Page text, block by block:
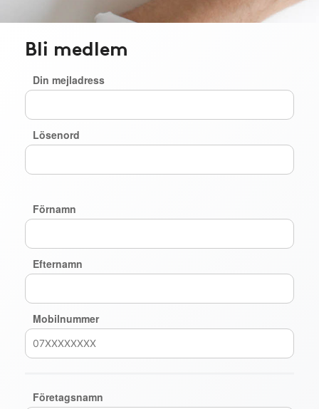
Bli medlem
Din mejladress
Lösenord
Förnamn
Efternamn
Mobilnummer
Företagsnamn